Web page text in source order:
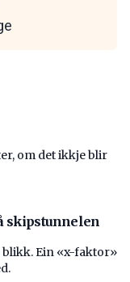
om det ikkje blir
skipstunnelen
Ein «x-faktor»